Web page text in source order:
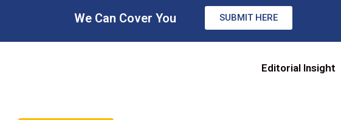
We Can Cover You SUBMIT HERE
Editorial Insight